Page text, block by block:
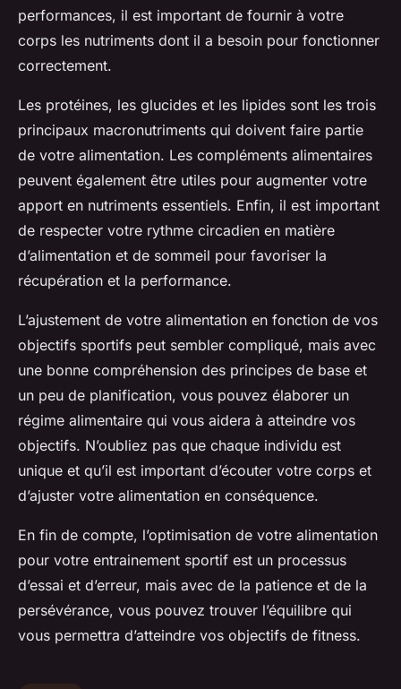
performances, il est important de fournir à votre
corps les nutriments dont il a besoin pour fonctionner
correctement.
Les protéines, les glucides et les lipides sont les trois
principaux macronutriments qui doivent faire partie
de votre alimentation. Les compléments alimentaires
peuvent également être utiles pour augmenter votre
apport en nutriments essentiels. Enfin, il est important
de respecter votre rythme circadien en matière
d’alimentation et de sommeil pour favoriser la
récupération et la performance.
L’ajustement de votre alimentation en fonction de vos
objectifs sportifs peut sembler compliqué, mais avec
une bonne compréhension des principes de base et
un peu de planification, vous pouvez élaborer un
régime alimentaire qui vous aidera à atteindre vos
objectifs. N’oubliez pas que chaque individu est
unique et qu’il est important d’écouter votre corps et
d’ajuster votre alimentation en conséquence.
En fin de compte, l’optimisation de votre alimentation
pour votre entrainement sportif est un processus
d’essai et d’erreur, mais avec de la patience et de la
persévérance, vous pouvez trouver l’équilibre qui
vous permettra d’atteindre vos objectifs de fitness.